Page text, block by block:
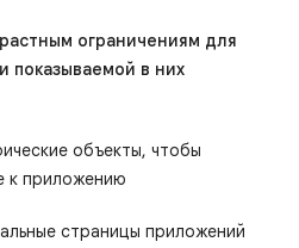
ограничениям для
показываемой в них
объекты, чтобы
к приложению
страницы приложений